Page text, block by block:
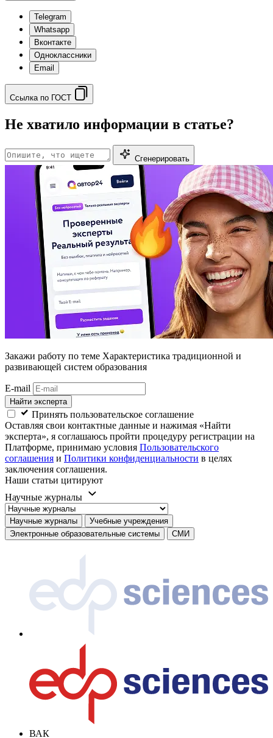
Telegram
Whatsapp
Вконтакте
Одноклассники
Email
Ссылка по ГОСТ
Не хватило информации в статье?
Сгенерировать
Закажи работу по теме Характеристика традиционной и
развивающей систем образования
E-mail
Найти эксперта
Принять пользовательское соглашение
Оставляя свои контактные данные и нажимая «Найти
эксперта», я соглашаюсь пройти процедуру регистрации на
Платформе, принимаю условия Пользовательского
соглашения и Политики конфиденциальности в целях
заключения соглашения.
Наши статьи цитируют
Научные журналы
Научные журналы
Учебные учреждения
Электронные образовательные системы
СМИ
ВАК